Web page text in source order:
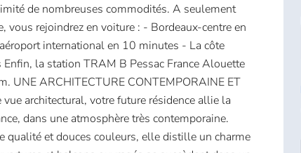
de nombreuses commodités. A seulement
vous rejoindrez en voiture : - Bordeaux-centre en
international en 10 minutes - La côte
la station TRAM B Pessac France Alouette
UNE ARCHITECTURE CONTEMPORAINE ET
architectural, votre future résidence allie la
dans une atmosphère très contemporaine.
qualité et douces couleurs, elle distille un charme